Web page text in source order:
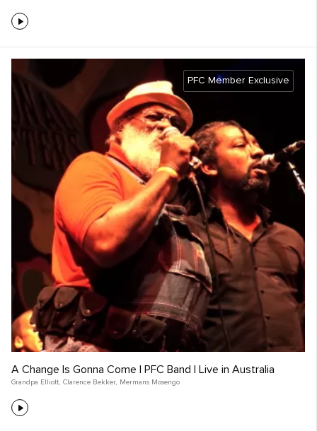
PFC Member Exclusive
A Change Is Gonna Come | PFC Band | Live in Australia
Grandpa Elliott, Clarence Bekker, Mermans Mosengo